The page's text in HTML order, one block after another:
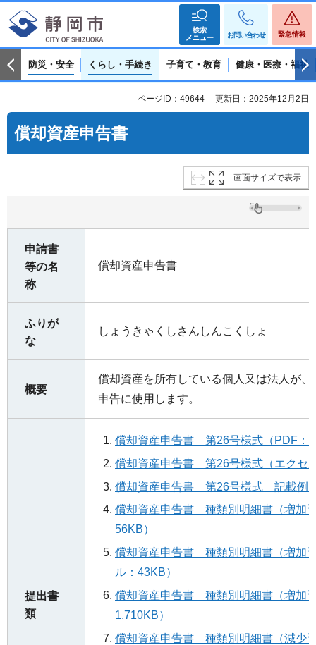
検索
メニュー
お問い合わせ 緊急情報
防災・安全 くらし・手続き 子育て・教育 健康・医療・福祉
ページID：49644 更新日：2025年12月2日
償却資産申告書
画面サイズで表示
申請書
等の名
称
償却資産申告書
ふりが
な
しょうきゃくしさんしんこくしょ
概要
償却資産を所有している個人又は法人が
申告に使用します。
提出書
類
償却資産申告書 第26号様式（PDF：
償却資産申告書 第26号様式（エクセ
償却資産申告書 第26号様式 記載例
償却資産申告書 種類別明細書（増加
56KB）
償却資産申告書 種類別明細書（増加
ル：43KB）
償却資産申告書 種類別明細書（増加
1,710KB）
償却資産申告書 種類別明細書（減少